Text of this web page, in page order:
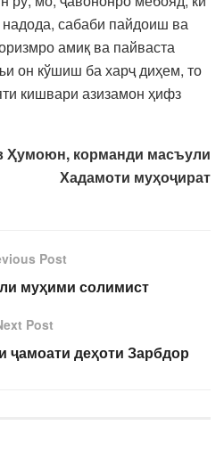
надода, сабаби пайдоиш ва
амиқ ва пайваста
он кўшиш ба харҷ диҳем, то
кишвари азизамон ҳифз
Ҳумоюн, корманди масъули
Хадамоти муҳоҷират
Post
муҳими солимист
Post
ҷамоати деҳоти Зарбдор